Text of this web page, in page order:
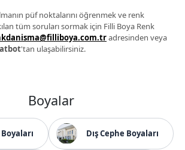
püf noktalarını öğrenmek ve renk
tüm soruları sormak için Filli Boya Renk
adresinden veya
'tan ulaşabilirsiniz.
Boyalar
Dış Cephe Boyaları